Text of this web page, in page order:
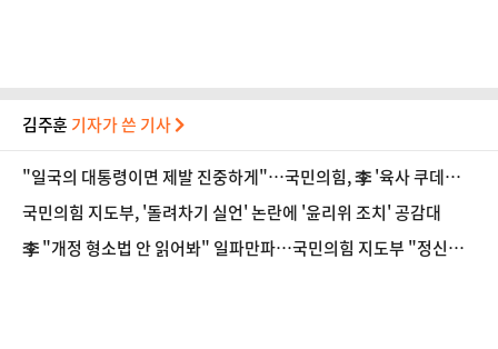
김주훈 기자가 쓴 기사
"일국의 대통령이면 제발 진중하게"…국민의힘, 李 '육사 쿠데타'
발언에 반발
국민의힘 지도부, '돌려차기 실언' 논란에 '윤리위 조치' 공감대
李 "개정 형소법 안 읽어봐" 일파만파…국민의힘 지도부 "정신세